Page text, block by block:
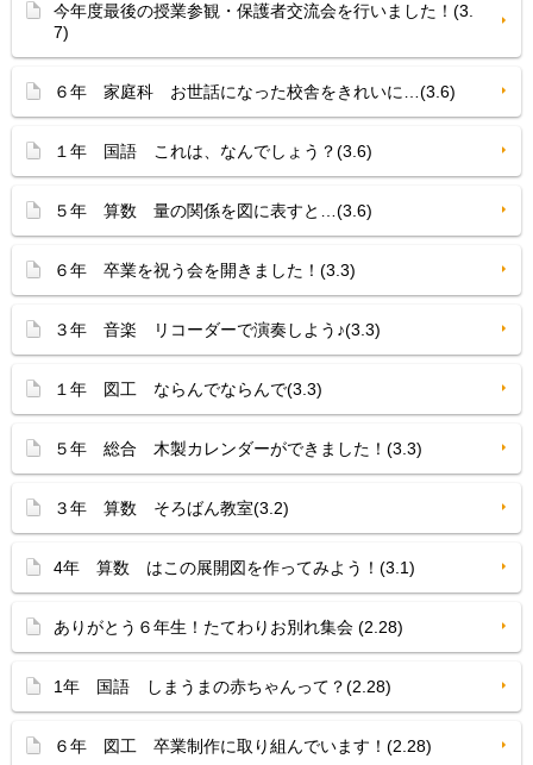
今年度最後の授業参観・保護者交流会を行いました！(3.
7)
６年 家庭科 お世話になった校舎をきれいに…(3.6)
１年 国語 これは、なんでしょう？(3.6)
５年 算数 量の関係を図に表すと…(3.6)
６年 卒業を祝う会を開きました！(3.3)
３年 音楽 リコーダーで演奏しよう♪(3.3)
１年 図工 ならんでならんで(3.3)
５年 総合 木製カレンダーができました！(3.3)
３年 算数 そろばん教室(3.2)
4年 算数 はこの展開図を作ってみよう！(3.1)
ありがとう６年生！たてわりお別れ集会 (2.28)
1年 国語 しまうまの赤ちゃんって？(2.28)
６年 図工 卒業制作に取り組んでいます！(2.28)